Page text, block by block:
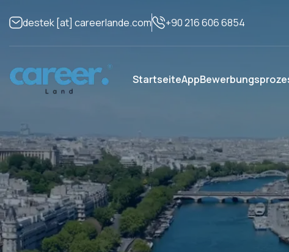
destek [at] careerlande.com +90 216 606 6854
StartseiteApp